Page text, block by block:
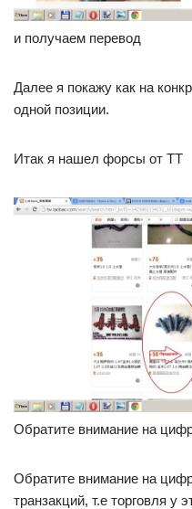
и получаем перевод
Далее я покажу как на
одной позиции.
Итак я нашел форсы от ТТ
Обратите внимание на
Обратите внимание на
транзакций, т.е торговля у